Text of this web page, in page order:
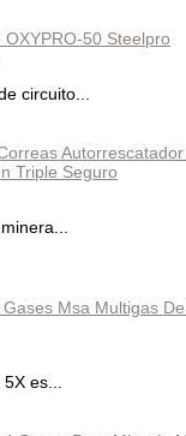
circuito...
es...